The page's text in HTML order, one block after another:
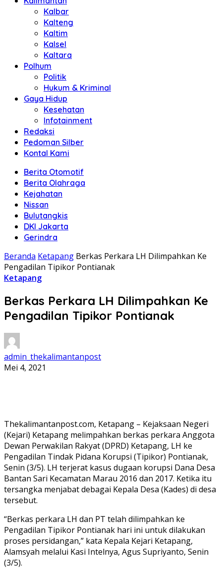
Kalbar
Kalteng
Kaltim
Kalsel
Kaltara
Polhum
Politik
Hukum & Kriminal
Gaya Hidup
Kesehatan
Infotainment
Redaksi
Pedoman Silber
Kontal Kami
Berita Otomotif
Berita Olahraga
Kejahatan
Nissan
Bulutangkis
DKI Jakarta
Gerindra
Beranda Ketapang Berkas Perkara LH Dilimpahkan Ke
Pengadilan Tipikor Pontianak
Ketapang
Berkas Perkara LH Dilimpahkan Ke
Pengadilan Tipikor Pontianak
admin_thekalimantanpost
Mei 4, 2021
Thekalimantanpost.com, Ketapang – Kejaksaan Negeri
(Kejari) Ketapang melimpahkan berkas perkara Anggota
Dewan Perwakilan Rakyat (DPRD) Ketapang, LH ke
Pengadilan Tindak Pidana Korupsi (Tipikor) Pontianak,
Senin (3/5). LH terjerat kasus dugaan korupsi Dana Desa
Bantan Sari Kecamatan Marau 2016 dan 2017. Ketika itu
tersangka menjabat debagai Kepala Desa (Kades) di desa
tersebut.
“Berkas perkara LH dan PT telah dilimpahkan ke
Pengadilan Tipikor Pontianak hari ini untuk dilakukan
proses persidangan,” kata Kepala Kejari Ketapang,
Alamsyah melalui Kasi Intelnya, Agus Supriyanto, Senin
(3/5).